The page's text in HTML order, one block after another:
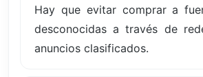
Hay que evitar comprar a
desconocidas a través de
anuncios clasificados.